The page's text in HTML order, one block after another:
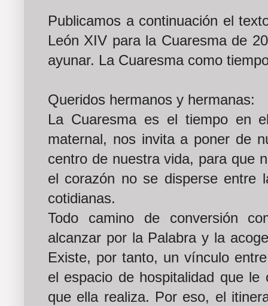
Publicamos a continuación el
León XIV para la Cuaresma de
ayunar. La Cuaresma como
Queridos hermanos y hermanas:
La Cuaresma es el tiempo en
maternal, nos invita a poner de
centro de nuestra vida, para que
el corazón no se disperse entre
cotidianas.
Todo camino de conversión
alcanzar por la Palabra y la
Existe, por tanto, un vínculo
el espacio de hospitalidad que
que ella realiza. Por eso, el